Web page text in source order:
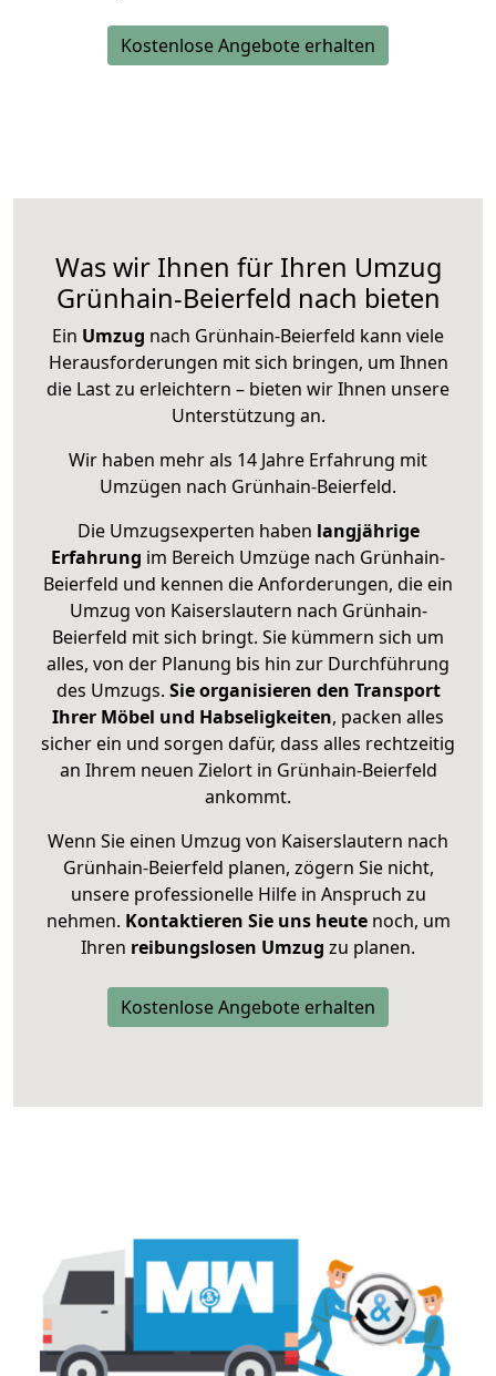
Kostenlose Angebote erhalten
Was wir Ihnen für Ihren Umzug
Grünhain-Beierfeld nach bieten
Ein Umzug nach Grünhain-Beierfeld kann viele
Herausforderungen mit sich bringen, um Ihnen
die Last zu erleichtern – bieten wir Ihnen unsere
Unterstützung an.
Wir haben mehr als 14 Jahre Erfahrung mit
Umzügen nach Grünhain-Beierfeld.
Die Umzugsexperten haben langjährige
Erfahrung im Bereich Umzüge nach Grünhain-
Beierfeld und kennen die Anforderungen, die ein
Umzug von Kaiserslautern nach Grünhain-
Beierfeld mit sich bringt. Sie kümmern sich um
alles, von der Planung bis hin zur Durchführung
des Umzugs. Sie organisieren den Transport
Ihrer Möbel und Habseligkeiten, packen alles
sicher ein und sorgen dafür, dass alles rechtzeitig
an Ihrem neuen Zielort in Grünhain-Beierfeld
ankommt.
Wenn Sie einen Umzug von Kaiserslautern nach
Grünhain-Beierfeld planen, zögern Sie nicht,
unsere professionelle Hilfe in Anspruch zu
nehmen. Kontaktieren Sie uns heutenoch, um
Ihren reibungslosen Umzug zu planen.
Kostenlose Angebote erhalten